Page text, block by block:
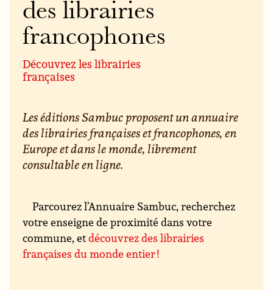
des librairies
francophones
Découvrez les librairies
françaises
Les éditions Sambuc proposent un annuaire
des librairies françaises et francophones, en
Europe et dans le monde, librement
consultable en ligne.
Parcourez l’Annuaire Sambuc, recherchez
votre enseigne de proximité dans votre
commune, etdécouvrez des librairies
françaises du monde entier !